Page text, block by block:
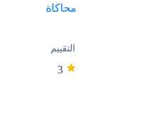
محاكاة
التقييم